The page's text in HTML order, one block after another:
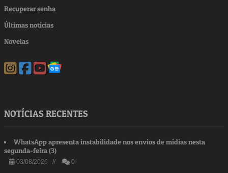
Recuperar senha
Últimas notícias
Novelas
NOTÍCIAS RECENTES
WhatsApp apresenta instabilidade nos envios de mídias nesta
segunda-feira (3)
03/08/2026 // 0